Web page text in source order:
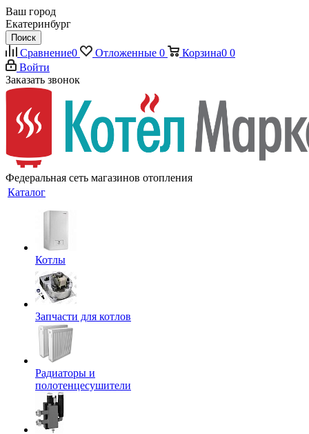
Ваш город
Екатеринбург
Поиск
Сравнение0 Отложенные 0 Корзина0 0
Войти
Заказать звонок
Федеральная сеть магазинов отопления
Каталог
Котлы
Запчасти для котлов
Радиаторы и
полотенцесушители